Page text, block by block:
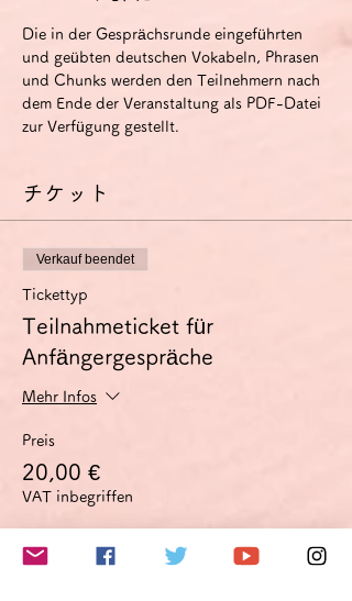
Die in der Gesprächsrunde eingeführten
und geübten deutschen Vokabeln, Phrasen
und Chunks werden den Teilnehmern nach
dem Ende der Veranstaltung als PDF-Datei
zur Verfügung gestellt.
チケット
Verkauf beendet
Tickettyp
Teilnahmeticket für
Anfängergespräche
Mehr Infos
Preis
20,00 €
VAT inbegriffen